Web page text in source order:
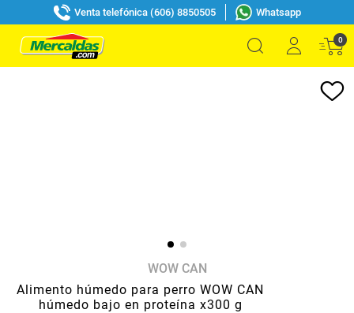
Venta telefónica (606) 8850505 Whatsapp
0
WOW CAN
Alimento húmedo para perro WOW CAN
húmedo bajo en proteína x300 g